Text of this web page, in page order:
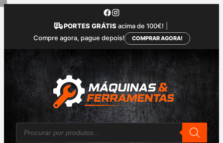
Saltar
conteúdo
PORTES GRÁTIS acima de 100€!
Compre agora, pague depois!
COMPRAR AGORA!
P